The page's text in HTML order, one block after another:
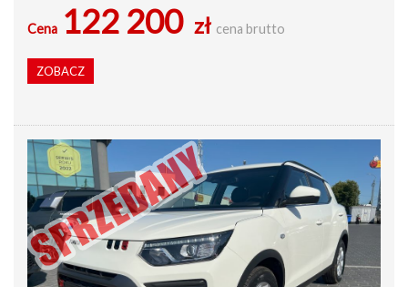
Cena 122 200 zł cena brutto
ZOBACZ